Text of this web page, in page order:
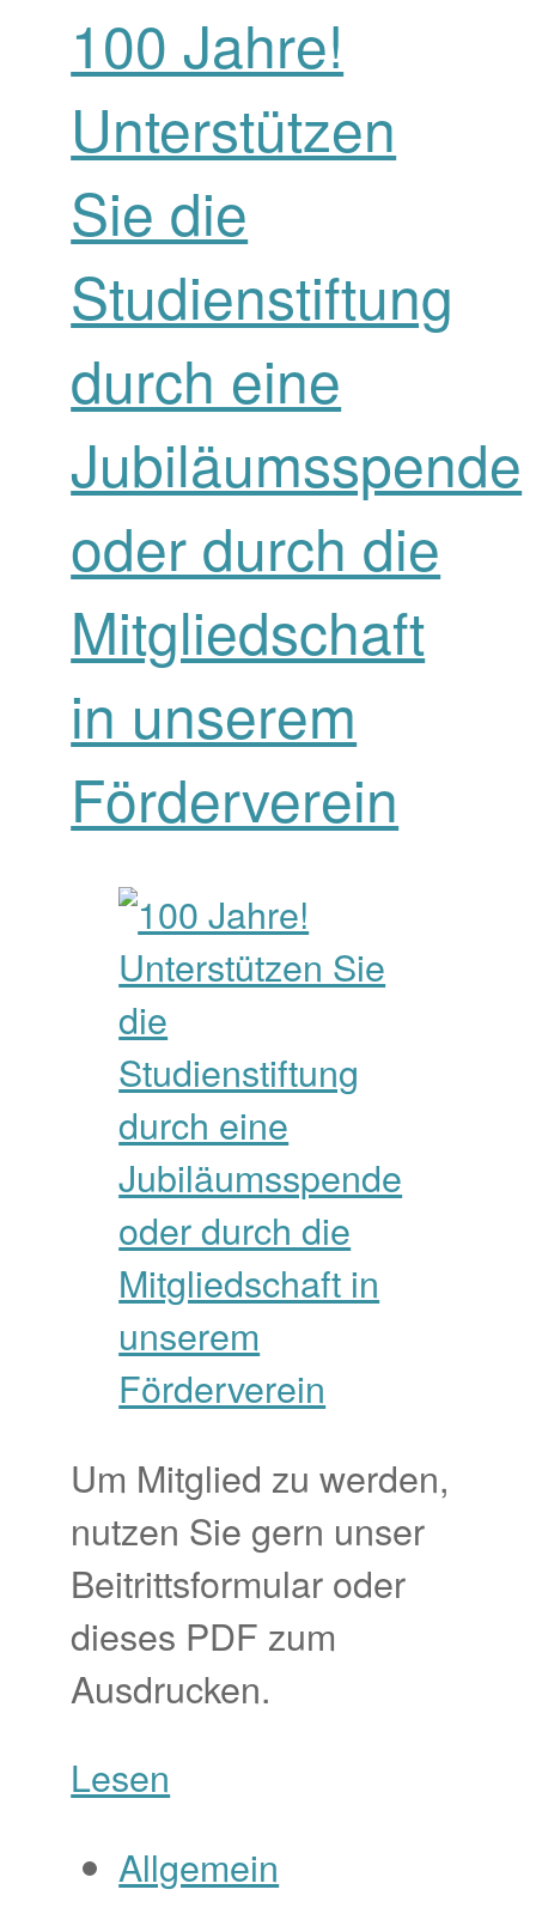
100 Jahre!
Unterstützen
Sie die
Studienstiftung
durch eine
Jubiläumsspende
oder durch die
Mitgliedschaft
in unserem
Förderverein
Um Mitglied zu werden,
nutzen Sie gern unser
Beitrittsformular oder
dieses PDF zum
Ausdrucken.
Lesen
Allgemein